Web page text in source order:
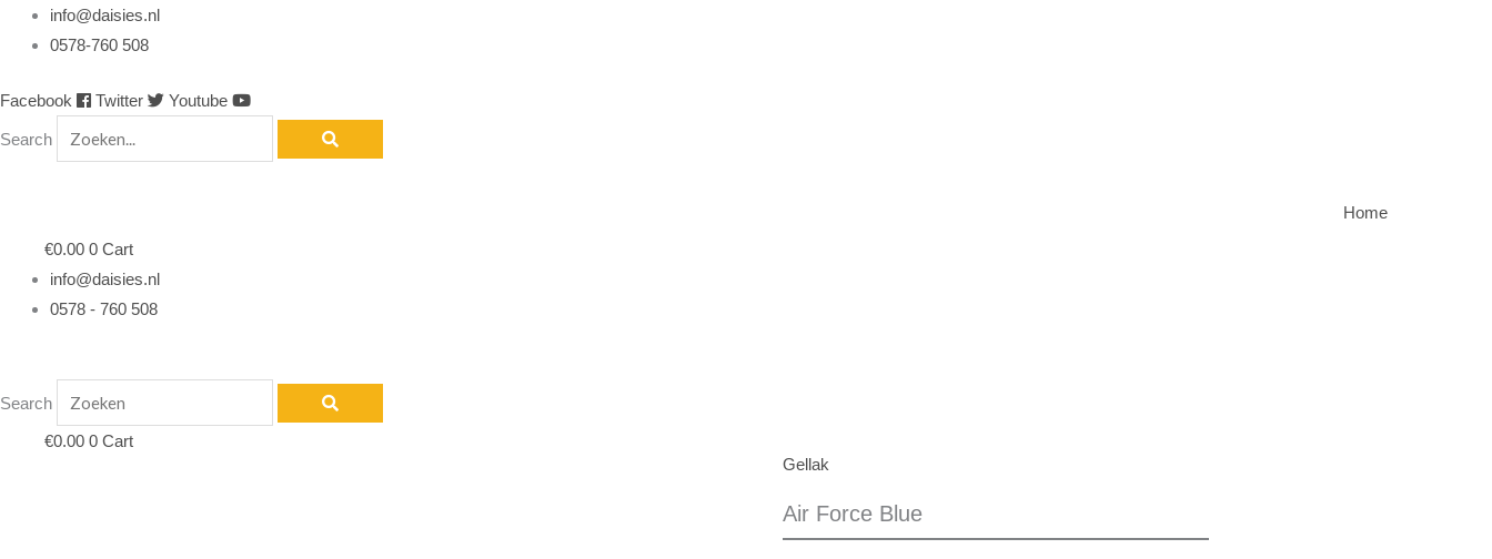
inhoud
info@daisies.nl
0578-760 508
Facebook Twitter Youtube
Search
Home
€0.00 0 Cart
info@daisies.nl
0578 - 760 508
Search
€0.00 0 Cart
Gellak
Air Force Blue
Air